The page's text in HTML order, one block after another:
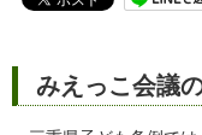
みえっこ会議